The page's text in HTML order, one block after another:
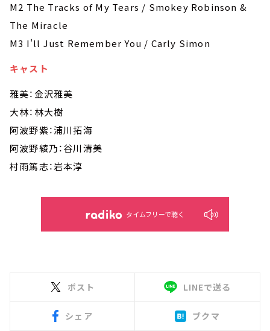
M2 The Tracks of My Tears / Smokey Robinson &
The Miracle
M3 I'll Just Remember You / Carly Simon
キャスト
雅美：金沢雅美
大林：林大樹
阿波野紫：浦川拓海
阿波野綾乃：谷川清美
村雨篤志：岩本淳
タイムフリーで聴く
ポスト LINEで送る
シェア ブクマ